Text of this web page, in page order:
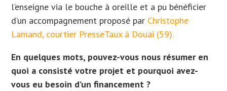
l’enseigne via le bouche à oreille et a pu bénéficier
d’un accompagnement proposé par Christophe
Lamand, courtier PresseTaux à Douai (59).
En quelques mots, pouvez-vous nous résumer en
quoi a consisté votre projet et pourquoi avez-
vous eu besoin d’un financement ?